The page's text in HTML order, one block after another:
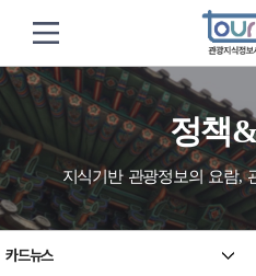
정책
지식기반 관광정보의 요람,
카드뉴스